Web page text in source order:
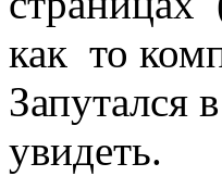
как то
Запутался
увидеть.